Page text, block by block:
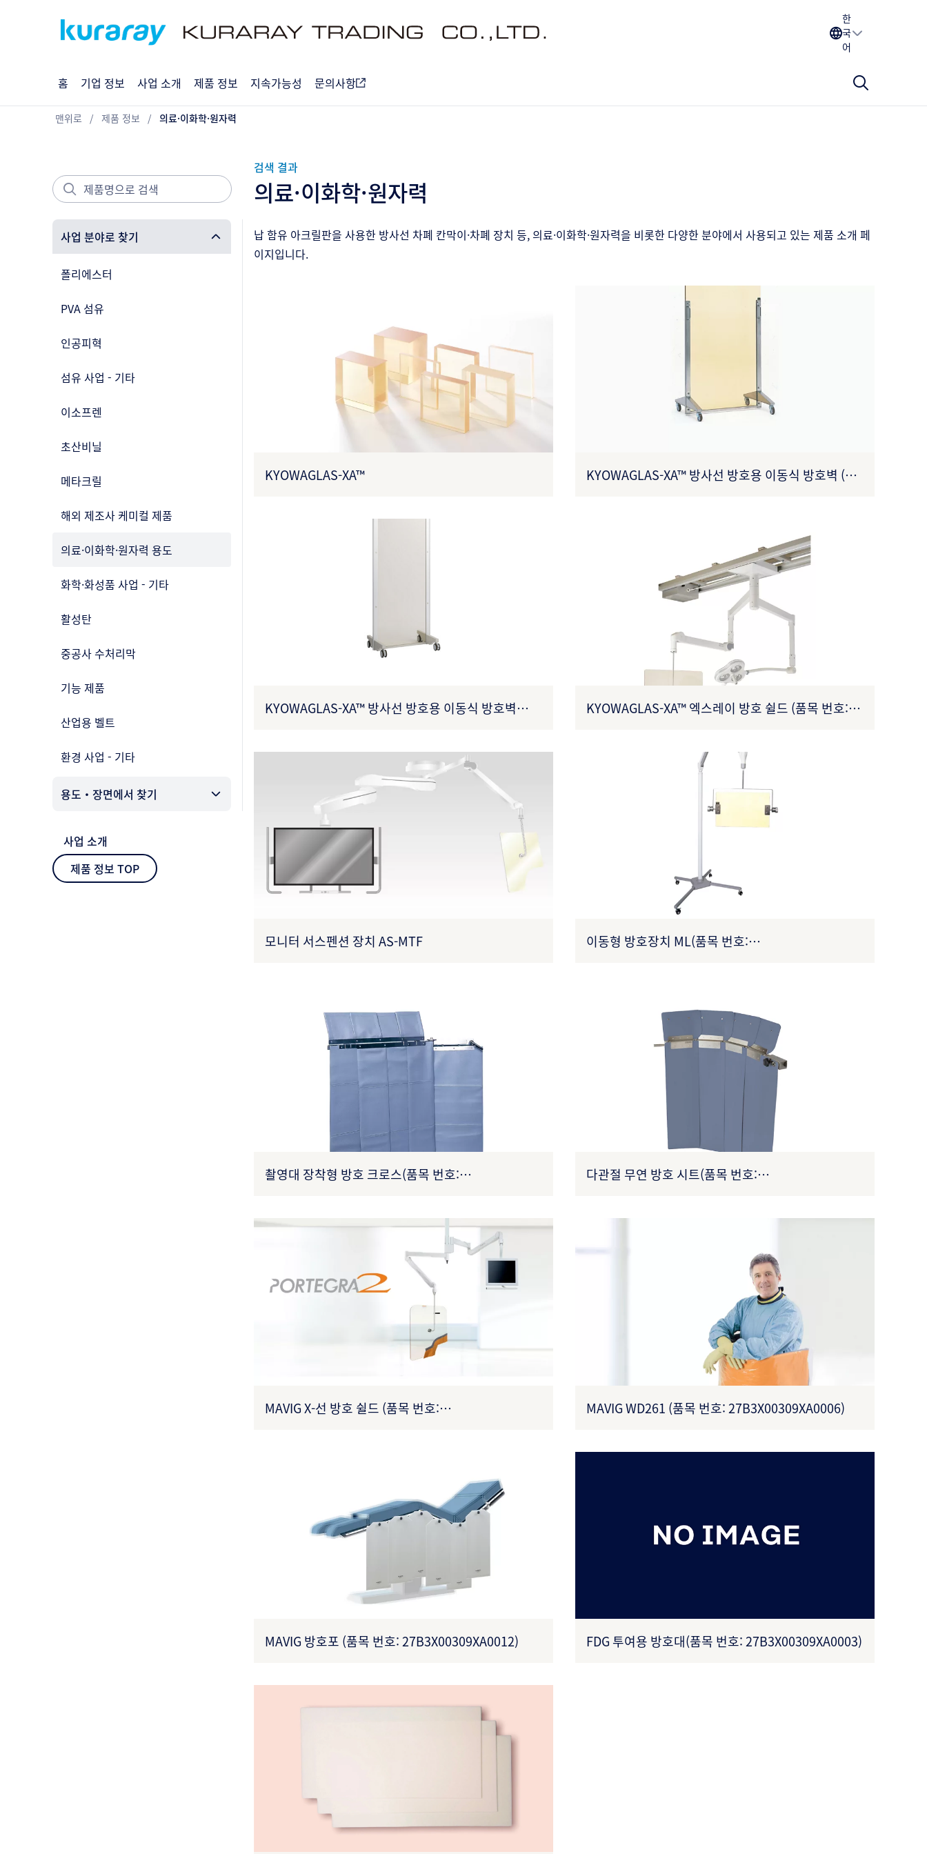
한
국
어
홈 기업 정보 사업 소개 제품 정보 지속가능성 문의사항
맨위로 제품 정보 의료·이화학·원자력
사업 분야로 찾기
폴리에스터
PVA 섬유
인공피혁
섬유 사업 - 기타
이소프렌
초산비닐
메타크릴
해외 제조사 케미컬 제품
의료·이화학·원자력 용도
화학·화성품 사업 - 기타
활성탄
중공사 수처리막
기능 제품
산업용 벨트
환경 사업 - 기타
용도・장면에서 찾기
사업 소개
제품 정보 TOP
검색 결과
의료·이화학·원자력
납 함유 아크릴판을 사용한 방사선 차폐 칸막이·차폐 장치 등, 의료·이화학·원자력을 비롯한 다양한 분야에서 사용되고 있는 제품 소개 페
이지입니다.
KYOWAGLAS-XA™
KYOWAGLAS-XA™ 방사선 방호용 이동식 방호벽 (품
KYOWAGLAS-XA™ 방사선 방호용 이동식 방호벽
KYOWAGLAS-XA™ 엑스레이 방호 쉴드 (품목 번호:
모니터 서스펜션 장치 AS-MTF
이동형 방호장치 ML(품목 번호:
촬영대 장착형 방호 크로스(품목 번호:
다관절 무연 방호 시트(품목 번호:
MAVIG X-선 방호 쉴드 (품목 번호:
MAVIG WD261 (품목 번호: 27B3X00309XA0006)
MAVIG 방호포 (품목 번호: 27B3X00309XA0012) FDG 투여용 방호대(품목 번호: 27B3X00309XA0003)